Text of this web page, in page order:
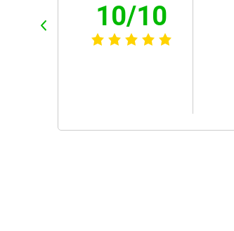
10/10